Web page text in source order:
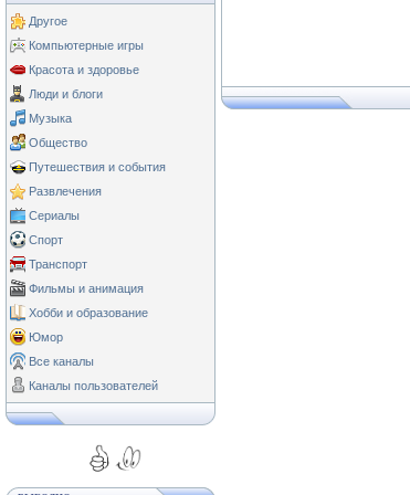
Другое
Компьютерные игры
Красота и здоровье
Люди и блоги
Музыка
Общество
Путешествия и события
Развлечения
Сериалы
Спорт
Транспорт
Фильмы и анимация
Хобби и образование
Юмор
Все каналы
Каналы пользователей